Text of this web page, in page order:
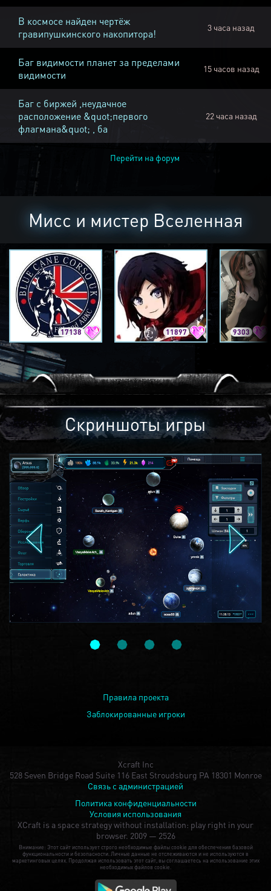
В космосе найден чертёж
гравипушкинского накопитора!
3 часа назад
Баг видимости планет за пределами
видимости
15 часов назад
Баг с биржей ,неудачное
расположение &quot;первого
флагмана&quot; , ба
22 часа назад
Перейти на форум
Мисс и мистер Вселенная
17138 11897 9303
Скриншоты игры
Правила проекта
Заблокированные игроки
Xcraft Inc
528 Seven Bridge Road Suite 116 East Stroudsburg PA 18301 Monroe
Связь с администрацией
Политика конфиденциальности
Условия использования
XCraft is a space strategy without installation: play right in your
browser. 2009 — 2526
Внимание: Этот сайт использует строго необходимые файлы cookie для обеспечения базовой
функциональности и безопасности. Личные данные не отслеживаются и не используются в
маркетинговых целях. Продолжая использовать этот сайт, вы соглашаетесь на использование этих
необходимых файлов cookie.